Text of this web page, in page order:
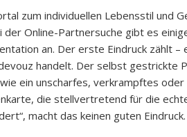
zum individuellen Lebensstil und
Online-Partnersuche gibt es
an. Der erste Eindruck zählt –
handelt. Der selbst gestrickte
ein unscharfes, verkrampftes oder
die stellvertretend für die
macht das keinen guten Eindruck.